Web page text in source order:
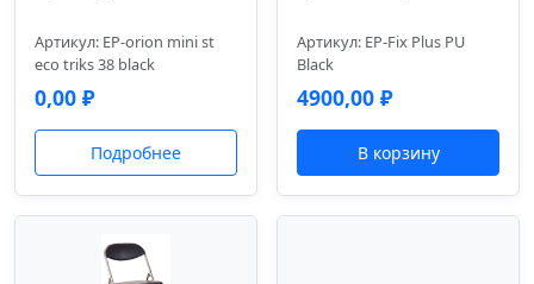
Артикул: EP-orion mini st
eco triks 38 black
0,00 ₽
Подробнее
Артикул: EP-Fix Plus PU
Black
4900,00 ₽
В корзину